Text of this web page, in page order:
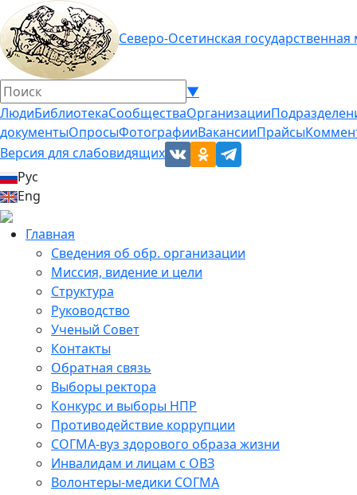
Северо-Осетинская
▼
ЛюдиБиблиотекаСообществаОрганизации
документыОпросыФотографииВакансииПрайсы
Версия для слабовидящих
Рус
Eng
Главная
Сведения об обр. организации
Миссия, видение и цели
Структура
Руководство
Ученый Совет
Контакты
Обратная связь
Выборы ректора
Конкурс и выборы НПР
Противодействие коррупции
СОГМА-вуз здорового образа жизни
Инвалидам и лицам с ОВЗ
Волонтеры-медики СОГМА